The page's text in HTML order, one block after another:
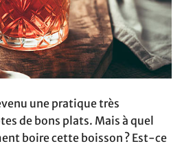
une pratique très
de bons plats. Mais à quel
boire cette boisson ? Est-ce